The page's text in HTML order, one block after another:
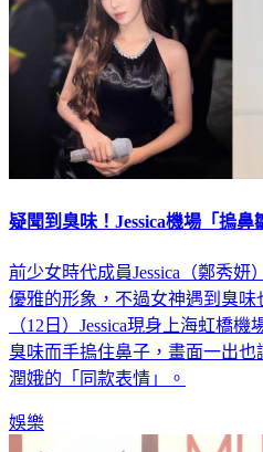
疑聞到臭味！Jessica機場「摀
前少女時代成員Jessica（鄭秀
優雅的形象，不過女神遇到臭味
（12日）Jessica現身上海虹橋
臭味而手摀住鼻子，畫面一出
潤娥的「同款表情」。
娛樂